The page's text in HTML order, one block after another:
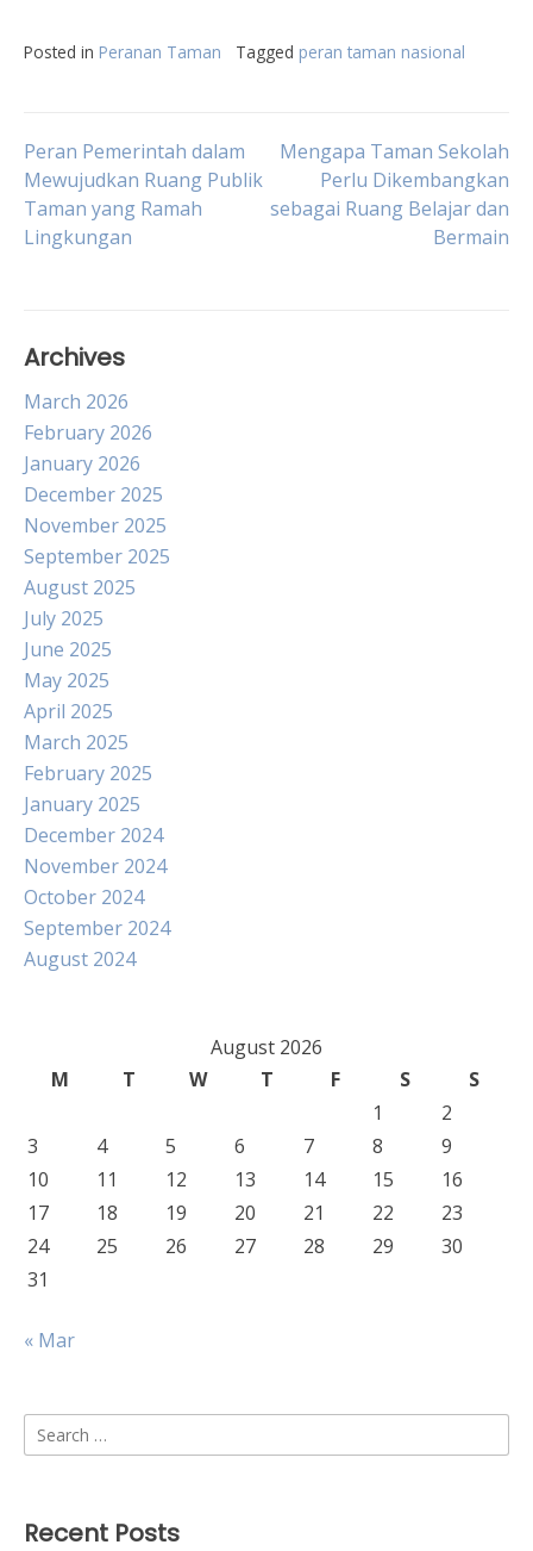
Posted in Peranan Taman Tagged peran taman nasional
Post
navigation
Peran Pemerintah dalam
Mewujudkan Ruang Publik
Taman yang Ramah
Lingkungan
Mengapa Taman Sekolah
Perlu Dikembangkan
sebagai Ruang Belajar dan
Bermain
Archives
March 2026
February 2026
January 2026
December 2025
November 2025
September 2025
August 2025
July 2025
June 2025
May 2025
April 2025
March 2025
February 2025
January 2025
December 2024
November 2024
October 2024
September 2024
August 2024
August 2026
M
T W T F S
S
1
2
3
4 5 6 7 8
9
10
11 12 13 14 15
16
17
18 19 20 21 22
23
24
25 26 27 28 29
30
31
« Mar
Search
for:
Recent Posts